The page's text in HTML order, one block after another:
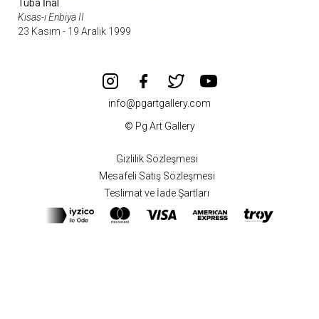
Tuba İnal
Kısas-ı Enbiya II
23 Kasım - 19 Aralık 1999
info@pgartgallery.com
© Pg Art Gallery
Gizlilik Sözleşmesi
Mesafeli Satış Sözleşmesi
Teslimat ve İade Şartları